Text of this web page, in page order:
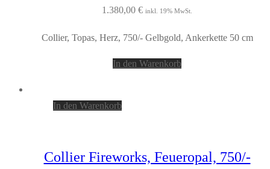
1.380,00 € inkl. 19% MwSt.
Collier, Topas, Herz, 750/- Gelbgold, Ankerkette 50 cm
In den Warenkorb
In den Warenkorb
Collier Fireworks, Feueropal, 750/-